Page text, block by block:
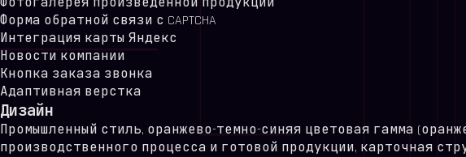
Форма обратной связи с CAPTCHA
Интеграция карты Яндекс
Новости компании
Кнопка заказа звонка
Адаптивная верстка
Дизайн
Промышленный стиль, оранжево-темно-синяя цветовая гамма
производственного процесса и готовой продукции, карточная